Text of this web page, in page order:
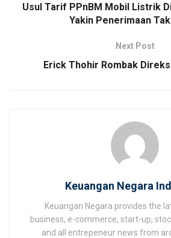
Usul Tarif PPnBM Mobil Listrik
Yakin Penerimaan
Next Post
Erick Thohir Rombak
Keuangan Negara
Keuangan Negara provides the
business, e-commerce, start-up,
and all entrepeneur news from